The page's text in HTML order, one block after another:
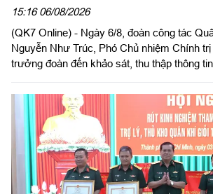
mặt đất tại Trung đoàn 271
15:16 06/08/2026
(QK7 Online) - Ngày 6/8, đoàn công tác
Nguyễn Như Trúc, Phó Chủ nhiệm Chính
trưởng đoàn đến khảo sát, thu thập thông
mặt đất toàn quân dự phòng chiến lược
tại Trung đoàn 271, Sư đoàn 5.